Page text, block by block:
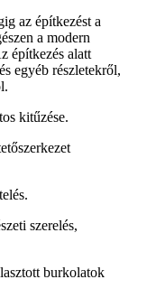
az építkezést a
a modern
építkezés alatt
egyéb részletekről,
kitűzése.
szerelés,
burkolatok